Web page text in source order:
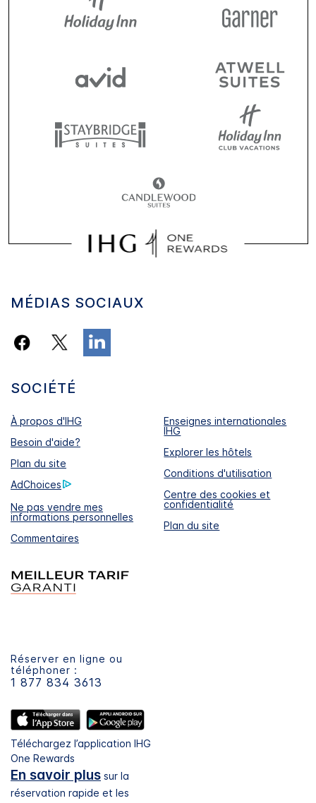
MÉDIAS SOCIAUX
SOCIÉTÉ
À propos d'IHG
Enseignes internationales
IHG
Besoin d'aide?
Explorer les hôtels
Plan du site
Conditions d'utilisation
AdChoices
Centre des cookies et
confidentialité
Ne pas vendre mes
informations personnelles
Plan du site
Commentaires
Réserver en ligne ou
téléphoner :
1 877 834 3613
Téléchargez l’application IHG
One Rewards
En savoir plus sur la
réservation rapide et les